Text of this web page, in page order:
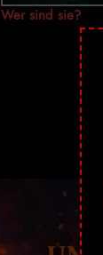
Wer sind sie?